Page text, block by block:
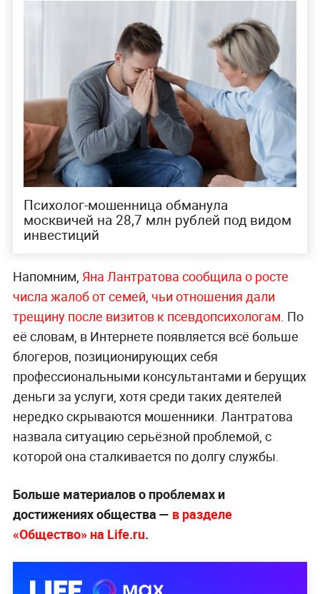
Психолог-мошенница обманула
москвичей на 28,7 млн рублей под видом
инвестиций
Напомним, Яна Лантратова сообщила о росте
числа жалоб от семей, чьи отношения дали
трещину после визитов к псевдопсихологам. По
её словам, в Интернете появляется всё больше
блогеров, позиционирующих себя
профессиональными консультантами и берущих
деньги за услуги, хотя среди таких деятелей
нередко скрываются мошенники. Лантратова
назвала ситуацию серьёзной проблемой, с
которой она сталкивается по долгу службы.
Больше материалов о проблемах и
достижениях общества — в разделе
«Общество» на Life.ru.